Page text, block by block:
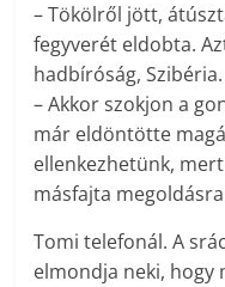
– Tökölről jött,
fegyverét eldobta.
hadbíróság, Szibéria.
– Akkor szokjon a
már eldöntötte
ellenkezhetünk,
másfajta
Tomi telefonál. A
elmondja neki,